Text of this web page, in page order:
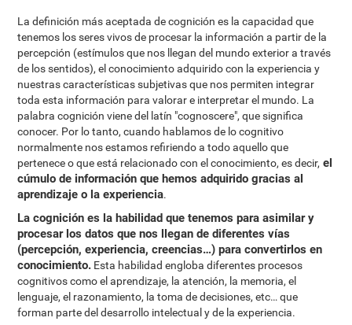
La definición más aceptada de cognición es la capacidad que
tenemos los seres vivos de procesar la información a partir de la
percepción (estímulos que nos llegan del mundo exterior a través
de los sentidos), el conocimiento adquirido con la experiencia y
nuestras características subjetivas que nos permiten integrar
toda esta información para valorar e interpretar el mundo. La
palabra cognición viene del latín "cognoscere", que significa
conocer. Por lo tanto, cuando hablamos de lo cognitivo
normalmente nos estamos refiriendo a todo aquello que
pertenece o que está relacionado con el conocimiento, es decir, el
cúmulo de información que hemos adquirido gracias al
aprendizaje o la experiencia.
La cognición es la habilidad que tenemos para asimilar y
procesar los datos que nos llegan de diferentes vías
(percepción, experiencia, creencias…) para convertirlos en
conocimiento. Esta habilidad engloba diferentes procesos
cognitivos como el aprendizaje, la atención, la memoria, el
lenguaje, el razonamiento, la toma de decisiones, etc… que
forman parte del desarrollo intelectual y de la experiencia.